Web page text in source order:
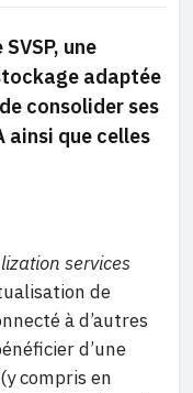
une
adaptée
consolider ses
ainsi que celles
services
de
à d’autres
d’une
compris en